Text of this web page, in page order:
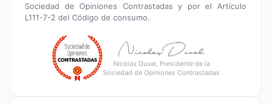
Sociedad de Opiniones Contrastadas y por el Artículo
L111-7-2 del Código de consumo.
Nicolas Duval, Presidente de la
Sociedad de Opiniones Contrastadas